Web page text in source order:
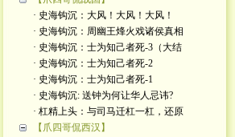
· 史海钩沉：大风！大风！大风！
· 史海钩沉：周幽王烽火戏诸侯真相
· 史海钩沉：士为知己者死-3（大结
· 史海钩沉：士为知己者死-2
· 史海钩沉：士为知己者死-1
· 史海钩沉: 送钟为何让华人忌讳?
· 杠精上头：与司马迁杠一杠，还原
【爪四哥侃西汉】